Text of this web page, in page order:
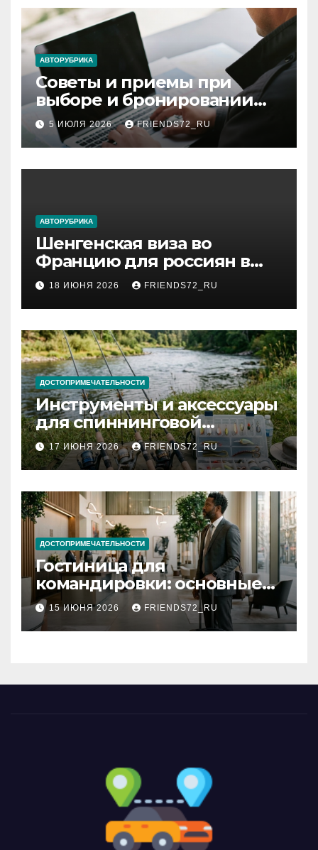
АВТОРУБРИКА
Советы и приемы при
выборе и бронировании
авиабилетов
5 ИЮЛЯ 2026 FRIENDS72_RU
АВТОРУБРИКА
Шенгенская виза во
Францию для россиян в
2026 году: сроки от 3 дней
и список необходимых
документов
18 ИЮНЯ 2026 FRIENDS72_RU
ДОСТОПРИМЕЧАТЕЛЬНОСТИ
Инструменты и аксессуары
для спиннинговой
рыбалки: назначение и
типы
17 ИЮНЯ 2026 FRIENDS72_RU
ДОСТОПРИМЕЧАТЕЛЬНОСТИ
Гостиница для
командировки: основные
критерии выбора
15 ИЮНЯ 2026 FRIENDS72_RU